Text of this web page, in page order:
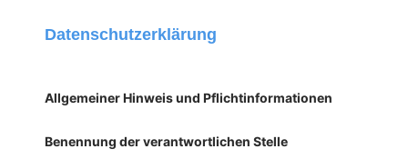
Datenschutzerklärung
Allgemeiner Hinweis und Pflichtinformationen
Benennung der verantwortlichen Stelle